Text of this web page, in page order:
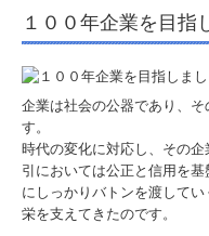
１００年企業を目指
企業は社会の公器であり、
す。
時代の変化に対応し、その
引においては公正と信用を
にしっかりバトンを渡して
栄を支えてきたのです。